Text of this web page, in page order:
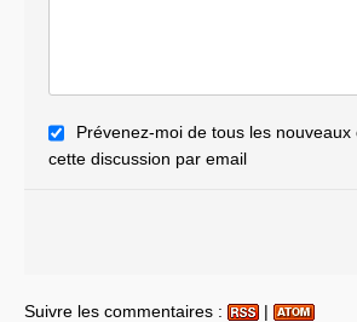
Prévenez-moi de tous les
cette discussion par email
Suivre les commentaires : |